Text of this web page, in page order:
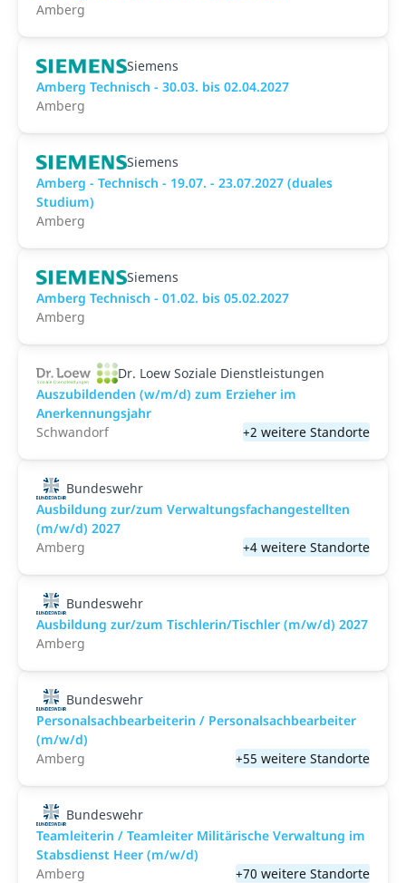
Amberg
Siemens
Amberg Technisch - 30.03. bis 02.04.2027
Amberg
Siemens
Amberg - Technisch - 19.07. - 23.07.2027 (duales
Studium)
Amberg
Siemens
Amberg Technisch - 01.02. bis 05.02.2027
Amberg
Dr. Loew Soziale Dienstleistungen
Auszubildenden (w/m/d) zum Erzieher im
Anerkennungsjahr
Schwandorf
+2 weitere Standorte
Bundeswehr
Ausbildung zur/zum Verwaltungsfachangestellten
(m/w/d) 2027
Amberg
+4 weitere Standorte
Bundeswehr
Ausbildung zur/zum Tischlerin/Tischler (m/w/d) 2027
Amberg
Bundeswehr
Personalsachbearbeiterin / Personalsachbearbeiter
(m/w/d)
Amberg
+55 weitere Standorte
Bundeswehr
Teamleiterin / Teamleiter Militärische Verwaltung im
Stabsdienst Heer (m/w/d)
Amberg
+70 weitere Standorte